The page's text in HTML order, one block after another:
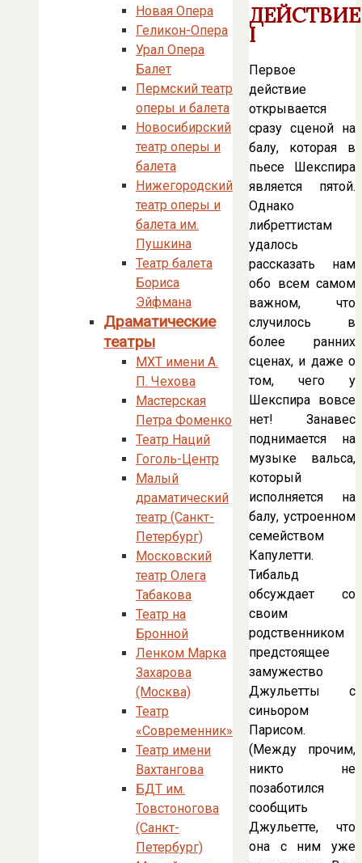
ДЕЙСТВИЕ
I
Первое
действие
открывается
сразу сценой на
балу, которая в
пьесе Шекспира
является пятой.
Однако
либреттистам
удалось
рассказать нам
обо всем самом
важном, что
случилось в
более ранних
сценах, и даже о
том, чего у
Шекспира вовсе
нет! Занавес
поднимается на
музыке вальса,
который
исполняется на
балу, устроенном
семейством
Капулетти.
Тибальд
обсуждает со
своим
родственником
предстоящее
замужество
Джульетты с
синьором
Парисом.
(Между прочим,
никто не
позаботился
сообщить
Джульетте, что
она с ним уже
Новая Опера
Геликон-Опера
Урал Опера
Балет
Пермский театр
оперы и балета
Новосибирский
театр оперы и
балета
Нижегородский
театр оперы и
балета им.
Пушкина
Театр балета
Бориса
Эйфмана
Драматические
театры
МХТ имени А.
П. Чехова
Мастерская
Петра Фоменко
Театр Наций
Гоголь-Центр
Малый
драматический
театр (Санкт-
Петербург)
Московский
театр Олега
Табакова
Театр на
Бронной
Ленком Марка
Захарова
(Москва)
Театр
«Современник»
Театр имени
Вахтангова
БДТ им.
Товстоногова
(Санкт-
Петербург)